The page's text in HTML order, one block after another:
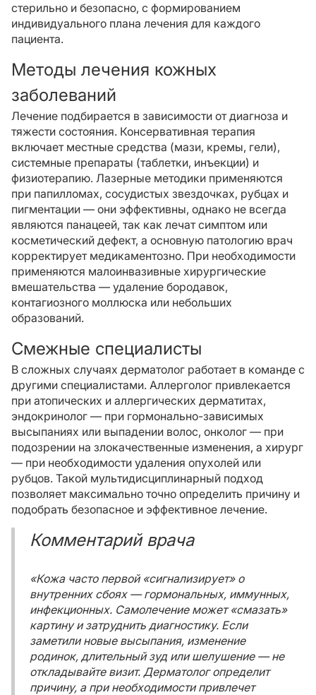
стерильно и безопасно, с формированием
индивидуального плана лечения для каждого
пациента.
Методы лечения кожных
заболеваний
Лечение подбирается в зависимости от диагноза и
тяжести состояния. Консервативная терапия
включает местные средства (мази, кремы, гели),
системные препараты (таблетки, инъекции) и
физиотерапию. Лазерные методики применяются
при папилломах, сосудистых звездочках, рубцах и
пигментации — они эффективны, однако не всегда
являются панацеей, так как лечат симптом или
косметический дефект, а основную патологию врач
корректирует медикаментозно. При необходимости
применяются малоинвазивные хирургические
вмешательства — удаление бородавок,
контагиозного моллюска или небольших
образований.
Смежные специалисты
В сложных случаях дерматолог работает в команде с
другими специалистами. Аллерголог привлекается
при атопических и аллергических дерматитах,
эндокринолог — при гормонально-зависимых
высыпаниях или выпадении волос, онколог — при
подозрении на злокачественные изменения, а хирург
— при необходимости удаления опухолей или
рубцов. Такой мультидисциплинарный подход
позволяет максимально точно определить причину и
подобрать безопасное и эффективное лечение.
Комментарий врача
«Кожа часто первой «сигнализирует» о
внутренних сбоях — гормональных, иммунных,
инфекционных. Самолечение может «смазать»
картину и затруднить диагностику. Если
заметили новые высыпания, изменение
родинок, длительный зуд или шелушение — не
откладывайте визит. Дерматолог определит
причину, а при необходимости привлечет